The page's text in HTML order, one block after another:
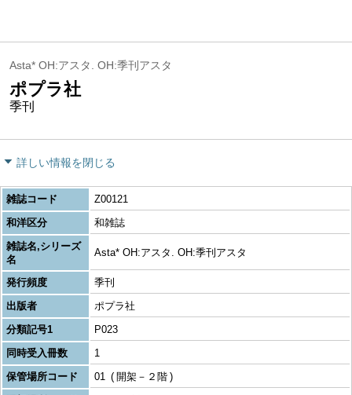
Asta* OH:アスタ. OH:季刊アスタ
ポプラ社
季刊
詳しい情報を閉じる
雑誌コード
Z00121
和洋区分
和雑誌
雑誌名,シリーズ
名
Asta* OH:アスタ. OH:季刊アスタ
発行頻度
季刊
出版者
ポプラ社
分類記号1
P023
同時受入冊数
1
保管場所コード
01
開架－２階